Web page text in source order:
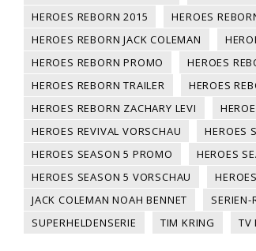
HEROES REBORN 2015
HEROES
HEROES REBORN JACK COLEMAN
HEROES REBORN PROMO
HEROES
HEROES REBORN TRAILER
HEROES
HEROES REBORN ZACHARY LEVI
HEROES REVIVAL VORSCHAU
HEROES
HEROES SEASON 5 PROMO
HEROES
HEROES SEASON 5 VORSCHAU
JACK COLEMAN NOAH BENNET
SERIEN-
SUPERHELDENSERIE
TIM KRING TV